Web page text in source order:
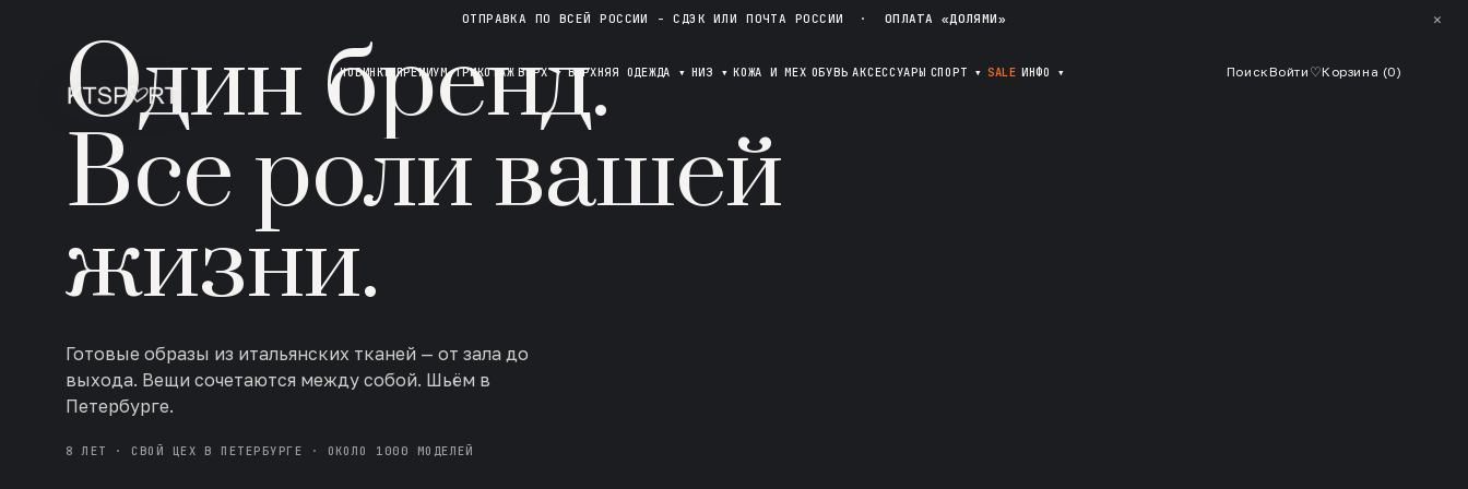
ОТПРАВКА ПО ВСЕЙ РОССИИ - СДЭК ИЛИ ПОЧТА РОССИИ · ОПЛАТА «ДОЛЯМИ» ✕
НОВИНКИ ПРЕМИУМ ТРИКОТАЖ ВЕРХ▾ ВЕРХНЯЯ ОДЕЖДА ▾ НИЗ ▾ КОЖА И МЕХ ОБУВЬ АКСЕССУАРЫ СПОРТ ▾ SALE ИНФО ▾ ПоискВойти ♡Корзина (0)
Один бренд.
Все роли вашей
жизни.
Готовые образы из итальянских тканей — от зала до
выхода. Вещи сочетаются между собой. Шьём в
Петербурге.
8 ЛЕТ · СВОЙ ЦЕХ В ПЕТЕРБУРГЕ · ОКОЛО 1000 МОДЕЛЕЙ